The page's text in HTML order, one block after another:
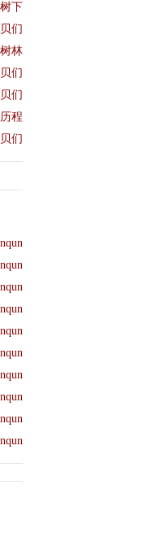
下
们
林
们
们
程
们